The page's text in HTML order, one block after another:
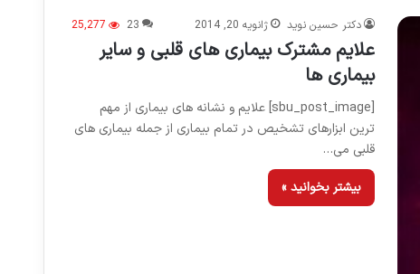
دکتر حسین نوید ژانویه 20, 2014 23
25,277
علایم مشترک بیماری های قلبی و سایر
بیماری ها
[sbu_post_image] علایم و نشانه های بیماری از مهم
ترین ابزارهای تشخیص در تمام بیماری از جمله بیماری های
قلبی می…
بیشتر بخوانید »